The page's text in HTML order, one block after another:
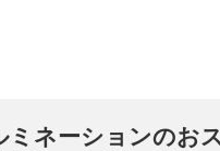
ミネーションのお